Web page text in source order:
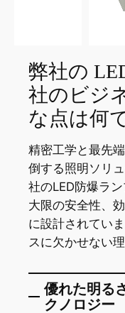
弊社の
社のビジ
な点は何
精密工学と最先
倒する照明ソリ
社のLED防爆ラ
大限の安全性、
に設計されてい
スに欠かせない理
優れた明る
クノロジー